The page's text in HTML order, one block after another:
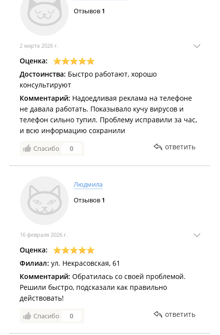
Отзывов 1
2 марта 2026 г.
Оценка:
Достоинства: Быстро работают, хорошо
консультируют
Комментарий: Надоедливая реклама на телефоне
не давала работать. Показывало кучу вирусов и
телефон сильно тупил. Проблему исправили за час,
и всю информацию сохранили
Спасибо 0 ответить
Людмила
Отзывов 1
16 февраля 2026 г.
Оценка:
Филиал: ул. Некрасовская, 61
Комментарий: Обратилась со своей проблемой.
Решили быстро, подсказали как правильно
действовать!
Спасибо 0 ответить